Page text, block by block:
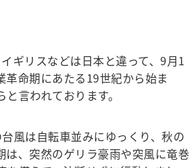
ギリスなどは日本と違って、9月1
命期にあたる19世紀から始ま
言われております。
風は自転車並みにゆっくり、秋の
、突然のゲリラ豪雨や突風に竜巻